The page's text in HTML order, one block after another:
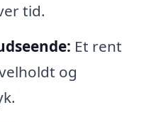
tid.
Et rent
og